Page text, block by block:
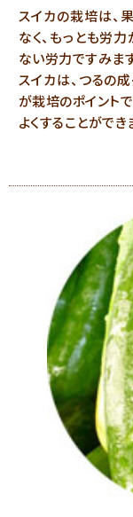
スイカの栽培は、
なく、もっとも労
ない労力ですみます
スイカは、つるの
が栽培のポイント
よくすることができ